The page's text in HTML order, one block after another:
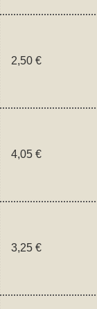
2,50 €
4,05 €
3,25 €